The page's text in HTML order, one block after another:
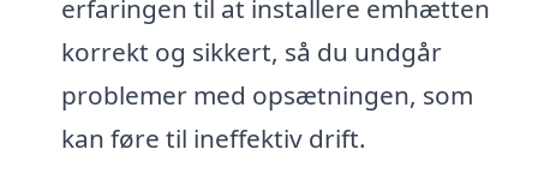
erfaringen til at installere emhætten
korrekt og sikkert, så du undgår
problemer med opsætningen, som
kan føre til ineffektiv drift.